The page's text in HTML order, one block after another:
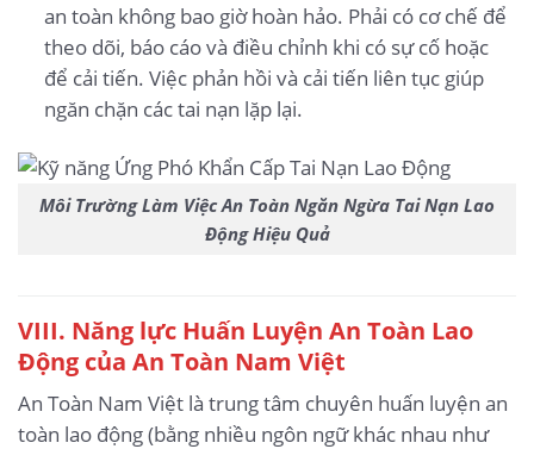
an toàn không bao giờ hoàn hảo. Phải có cơ chế để
theo dõi, báo cáo và điều chỉnh khi có sự cố hoặc
để cải tiến. Việc phản hồi và cải tiến liên tục giúp
ngăn chặn các tai nạn lặp lại.
Môi Trường Làm Việc An Toàn Ngăn Ngừa Tai Nạn Lao
Động Hiệu Quả
VIII. Năng lực Huấn Luyện An Toàn Lao
Động của An Toàn Nam Việt
An Toàn Nam Việt là trung tâm chuyên huấn luyện an
toàn lao động (bằng nhiều ngôn ngữ khác nhau như